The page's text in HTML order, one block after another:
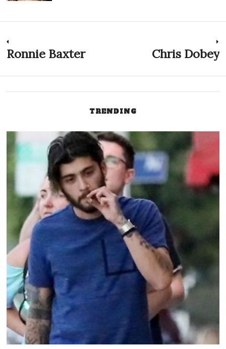
Inläggsnavigering
Previous
Ronnie Baxter Chris Dobey
TRENDING